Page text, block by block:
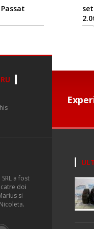
a fost
doi
si